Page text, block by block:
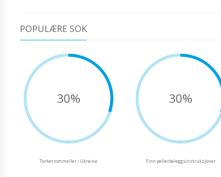
POPULÆRE SOK
30%
Torketrommeller i Ukraina
30%
Finn pelletbeleggsinstruksjoner